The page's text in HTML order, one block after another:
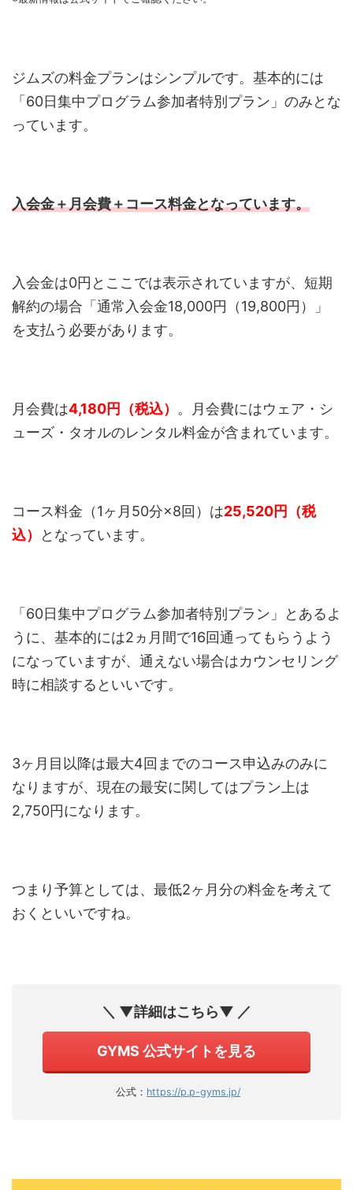
ジムズの料金プランはシンプルです。基本的には
「60日集中プログラム参加者特別プラン」のみとな
っています。
入会金＋月会費＋コース料金となっています。
入会金は0円とここでは表示されていますが、短期
解約の場合「通常入会金18,000円（19,800円）」
を支払う必要があります。
月会費は4,180円（税込） 。月会費にはウェア・シ
ューズ・タオルのレンタル料金が含まれています。
コース料金（1ヶ月50分×8回）は25,520円（税
込）
となっています。
「60日集中プログラム参加者特別プラン」とあるよ
うに、基本的には2ヵ月間で16回通ってもらうよう
になっていますが、通えない場合はカウンセリング
時に相談するといいです。
3ヶ月目以降は最大4回までのコース申込みのみに
なりますが、現在の最安に関してはプラン上は
2,750円になります。
つまり予算としては、最低2ヶ月分の料金を考えて
おくといいですね。
＼ ▼詳細はこちら▼ ／
GYMS 公式サイトを見る
公式： https://p.p-gyms.jp/